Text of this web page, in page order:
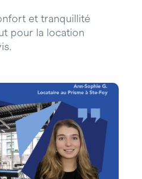
et tranquillité
pour la location